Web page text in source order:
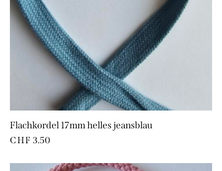
Flachkordel 17mm helles jeansblau
CHF 3.50